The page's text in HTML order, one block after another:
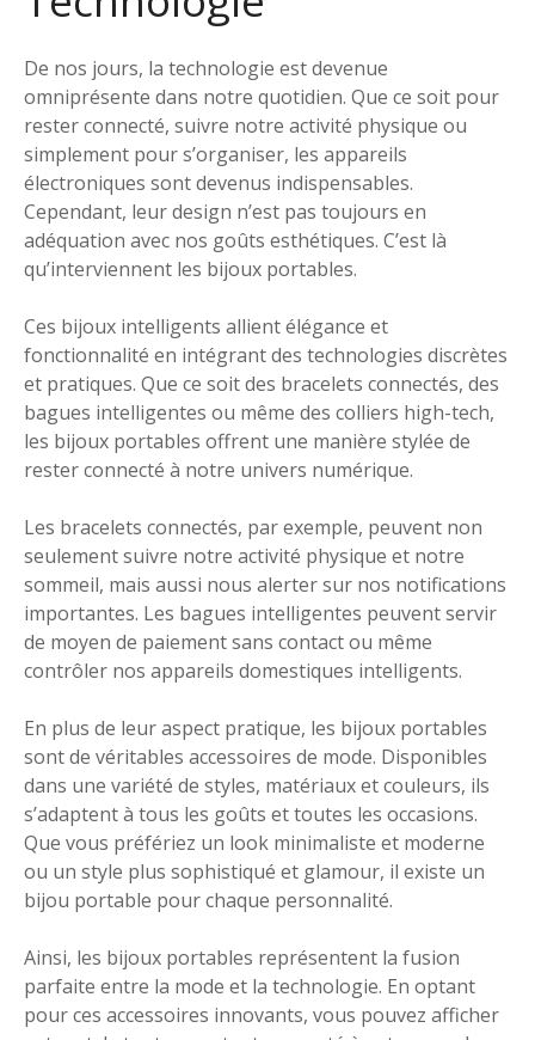
De nos jours, la technologie est devenue
omniprésente dans notre quotidien. Que ce soit pour
rester connecté, suivre notre activité physique ou
simplement pour s’organiser, les appareils
électroniques sont devenus indispensables.
Cependant, leur design n’est pas toujours en
adéquation avec nos goûts esthétiques. C’est là
qu’interviennent les bijoux portables.
Ces bijoux intelligents allient élégance et
fonctionnalité en intégrant des technologies discrètes
et pratiques. Que ce soit des bracelets connectés, des
bagues intelligentes ou même des colliers high-tech,
les bijoux portables offrent une manière stylée de
rester connecté à notre univers numérique.
Les bracelets connectés, par exemple, peuvent non
seulement suivre notre activité physique et notre
sommeil, mais aussi nous alerter sur nos notifications
importantes. Les bagues intelligentes peuvent servir
de moyen de paiement sans contact ou même
contrôler nos appareils domestiques intelligents.
En plus de leur aspect pratique, les bijoux portables
sont de véritables accessoires de mode. Disponibles
dans une variété de styles, matériaux et couleurs, ils
s’adaptent à tous les goûts et toutes les occasions.
Que vous préfériez un look minimaliste et moderne
ou un style plus sophistiqué et glamour, il existe un
bijou portable pour chaque personnalité.
Ainsi, les bijoux portables représentent la fusion
parfaite entre la mode et la technologie. En optant
pour ces accessoires innovants, vous pouvez afficher